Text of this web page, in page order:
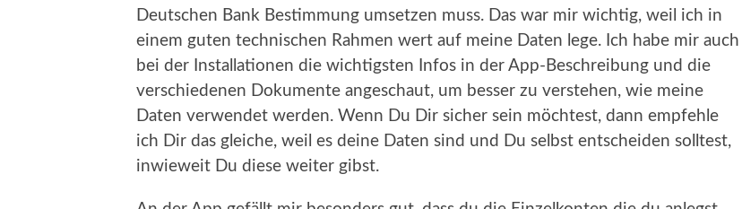
Deutschen Bank Bestimmung umsetzen muss. Das war mir wichtig, weil ich in
einem guten technischen Rahmen wert auf meine Daten lege. Ich habe mir auch
bei der Installationen die wichtigsten Infos in der App-Beschreibung und die
verschiedenen Dokumente angeschaut, um besser zu verstehen, wie meine
Daten verwendet werden. Wenn Du Dir sicher sein möchtest, dann empfehle
ich Dir das gleiche, weil es deine Daten sind und Du selbst entscheiden solltest,
inwieweit Du diese weiter gibst.